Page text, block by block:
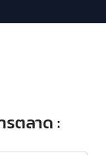
รตลาด :